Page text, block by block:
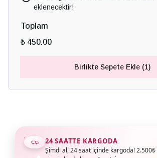
eklenecektir!
Toplam
₺ 450.00
Birlikte Sepete Ekle (1)
24 SAATTE KARGODA
Şimdi al, 24 saat içinde kargoda! 2.500₺